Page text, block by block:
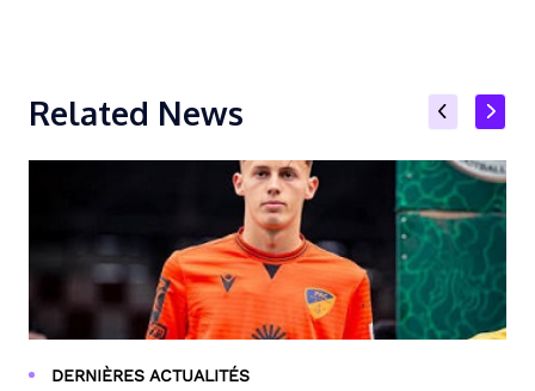
Related News
DERNIÈRES ACTUALITÉS